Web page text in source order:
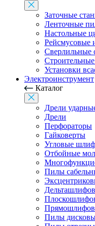
Заточные
Ленточные
Настольные
Рейсмусовые
Сверлильные
Установки
Электроинструмент
Каталог
Дрели
Дрели
Перфораторы
Гайковерты
Угловые
Отбойные
Пилы
Пилы